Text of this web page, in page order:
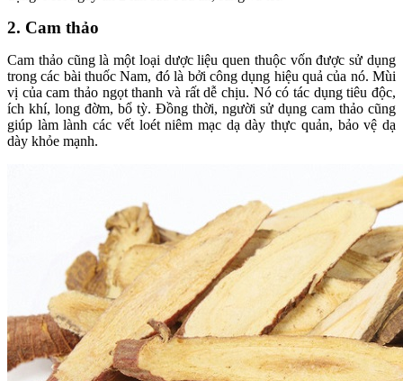
2. Cam thảo
Cam thảo cũng là một loại dược liệu quen thuộc vốn được sử dụng
trong các bài thuốc Nam, đó là bởi công dụng hiệu quả của nó. Mùi
vị của cam thảo ngọt thanh và rất dễ chịu. Nó có tác dụng tiêu độc,
ích khí, long đờm, bổ tỳ. Đồng thời, người sử dụng cam thảo cũng
giúp làm lành các vết loét niêm mạc dạ dày thực quản, bảo vệ dạ
dày khỏe mạnh.